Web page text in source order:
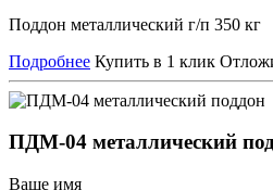
Поддон металлический г/п 350 кг
Подробнее Купить в 1 клик
ПДМ-04 металлический
Ваше имя